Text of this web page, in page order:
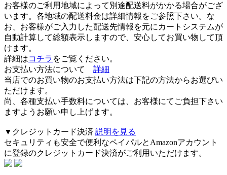
お客様のご利用地域によって別途配送料がかかる場合がござ
います。各地域の配送料金は詳細情報をご参照下さい。な
お、お客様がご入力した配送先情報を元にカートシステムが
自動計算して総額表示しますので、安心してお買い物して頂
けます。
詳細はコチラ をご覧ください。
お支払い方法について
詳細
当店でのお買い物のお支払い方法は下記の方法からお選びい
ただけます。
尚、各種支払い手数料については、お客様にてご負担下さい
ますようお願い申し上げます。
▼クレジットカード決済 説明を見る
セキュリティも安全で便利なペイパルとAmazonアカウント
に登録のクレジットカード決済がご利用いただけます。